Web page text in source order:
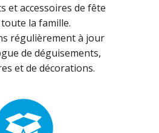
et accessoires de fête
la famille.
régulièrement à jour
de déguisements,
et de décorations.